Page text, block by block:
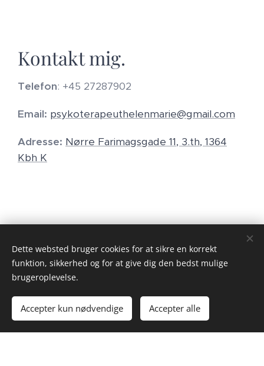
Kontakt mig.
Telefon: +45 27287902
Email: psykoterapeuthelenmarie@gmail.com
Adresse: Nørre Farimagsgade 11, 3.th, 1364
Kbh K
Billeder leveret af
Pexels
Cookies
Dette websted bruger cookies for at sikre en korrekt
funktion, sikkerhed og for at give dig den bedst mulige
brugeroplevelse.
Accepter kun nødvendige Accepter alle